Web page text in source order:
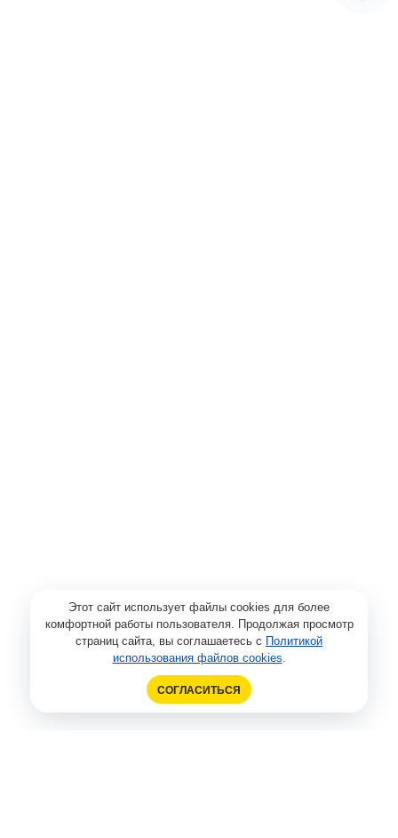
Этот сайт использует файлы cookies для более
комфортной работы пользователя. Продолжая просмотр
страниц сайта, вы соглашаетесь с Политикой
использования файлов cookies.
СОГЛАСИТЬСЯ